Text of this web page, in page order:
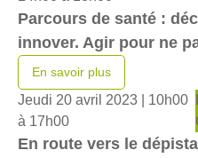
Parcours de santé :
innover. Agir pour ne
En savoir plus
Jeudi 20 avril 2023 | 10h00
à 17h00
En route vers le